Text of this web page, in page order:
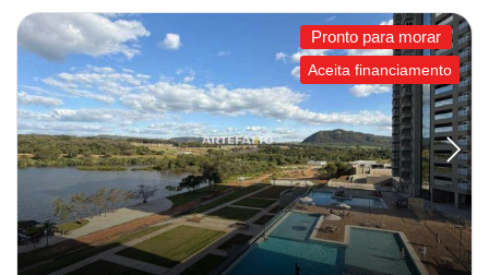
Pronto para morar
Aceita financiamento